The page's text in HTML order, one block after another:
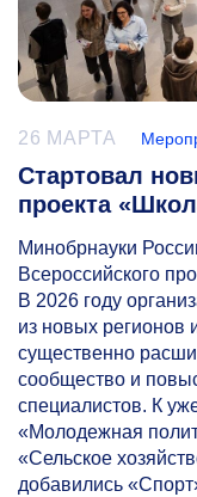
26 МАРТА
Стартовал
проекта
Минобрнауки
Всероссийского
В 2026 году
из новых регионов
существенно
сообщество и
специалистов. К
«Молодежная
«Сельское
добавились